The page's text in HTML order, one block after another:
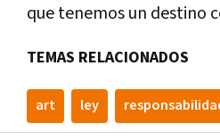
que tenemos un destino
TEMAS RELACIONADOS
art ley